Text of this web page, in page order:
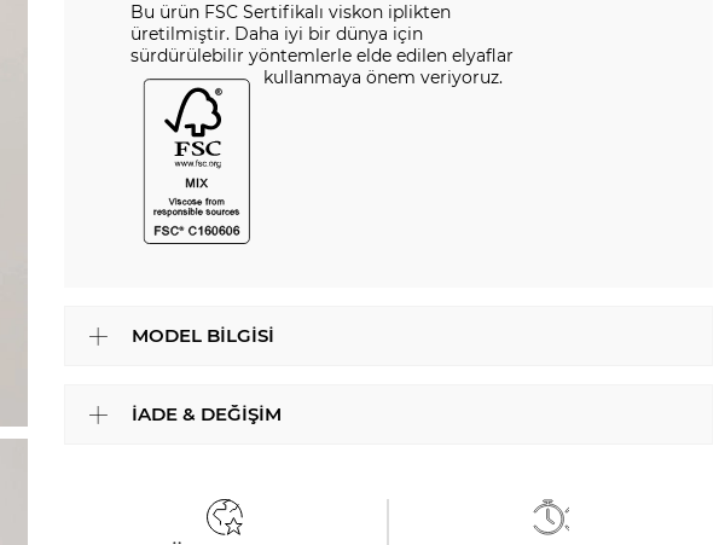
Bu ürün FSC Sertifikalı viskon iplikten
üretilmiştir. Daha iyi bir dünya için
sürdürülebilir yöntemlerle elde edilen elyaflar
kullanmaya önem veriyoruz.
MODEL BILGISI
İADE & DEĞIŞIM